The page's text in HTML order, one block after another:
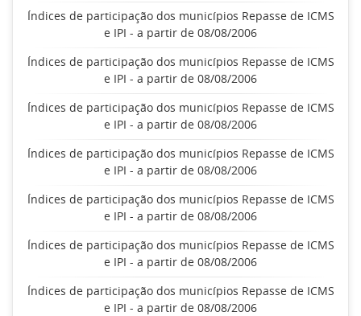
Índices de participação dos municípios Repasse de ICMS
e IPI - a partir de 08/08/2006
Índices de participação dos municípios Repasse de ICMS
e IPI - a partir de 08/08/2006
Índices de participação dos municípios Repasse de ICMS
e IPI - a partir de 08/08/2006
Índices de participação dos municípios Repasse de ICMS
e IPI - a partir de 08/08/2006
Índices de participação dos municípios Repasse de ICMS
e IPI - a partir de 08/08/2006
Índices de participação dos municípios Repasse de ICMS
e IPI - a partir de 08/08/2006
Índices de participação dos municípios Repasse de ICMS
e IPI - a partir de 08/08/2006